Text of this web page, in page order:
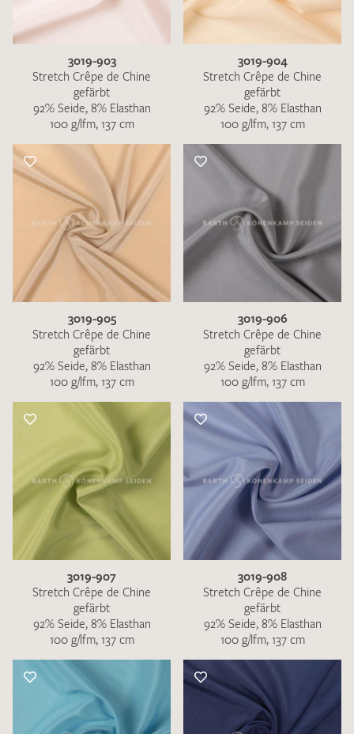
3019-903
Stretch Crêpe de Chine
gefärbt
92% Seide, 8% Elasthan
100 g/lfm, 137 cm
3019-904
Stretch Crêpe de Chine
gefärbt
92% Seide, 8% Elasthan
100 g/lfm, 137 cm
3019-905
Stretch Crêpe de Chine
gefärbt
92% Seide, 8% Elasthan
100 g/lfm, 137 cm
3019-906
Stretch Crêpe de Chine
gefärbt
92% Seide, 8% Elasthan
100 g/lfm, 137 cm
3019-907
Stretch Crêpe de Chine
gefärbt
92% Seide, 8% Elasthan
100 g/lfm, 137 cm
3019-908
Stretch Crêpe de Chine
gefärbt
92% Seide, 8% Elasthan
100 g/lfm, 137 cm